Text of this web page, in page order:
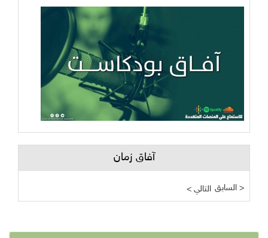
آفاق زمان
< التالي السابق >